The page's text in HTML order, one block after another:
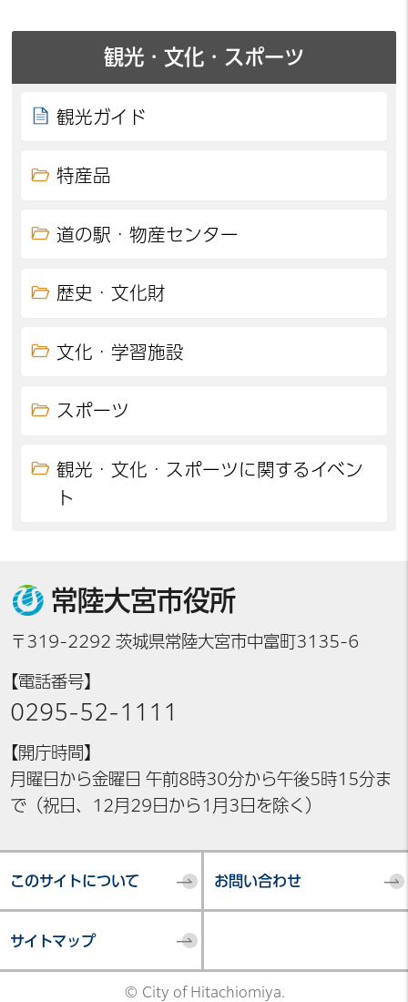
観光・文化・スポーツ
観光ガイド
特産品
道の駅・物産センター
歴史・文化財
文化・学習施設
スポーツ
観光・文化・スポーツに関するイベン
ト
常陸大宮市役所
〒319-2292 茨城県常陸大宮市中富町3135-6
【電話番号】
0295-52-1111
【開庁時間】
月曜日から金曜日 午前8時30分から午後5時15分ま
で（祝日、12月29日から1月3日を除く）
このサイトについて お問い合わせ
サイトマップ
© City of Hitachiomiya.